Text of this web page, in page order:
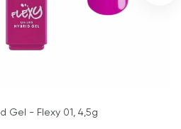
Gel - Flexy 01, 4,5g